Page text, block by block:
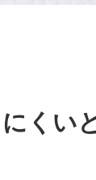
くい